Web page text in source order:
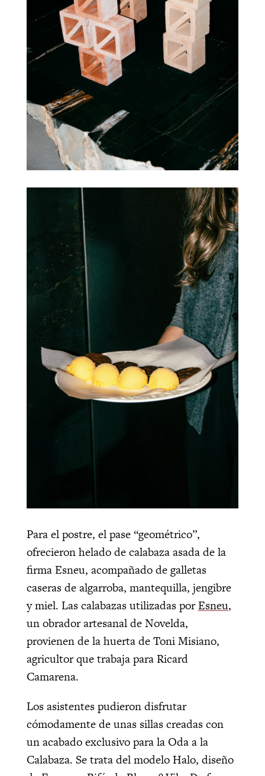
Para el postre, el pase “geométrico”,
ofrecieron helado de calabaza asada de la
firma Esneu, acompañado de galletas
caseras de algarroba, mantequilla, jengibre
y miel. Las calabazas utilizadas porEsneu,
un obrador artesanal de Novelda,
provienen de la huerta de Toni Misiano,
agricultor que trabaja para Ricard
Camarena.
Los asistentes pudieron disfrutar
cómodamente de unas sillas creadas con
un acabado exclusivo para la Oda a la
Calabaza. Se trata del modelo Halo, diseño